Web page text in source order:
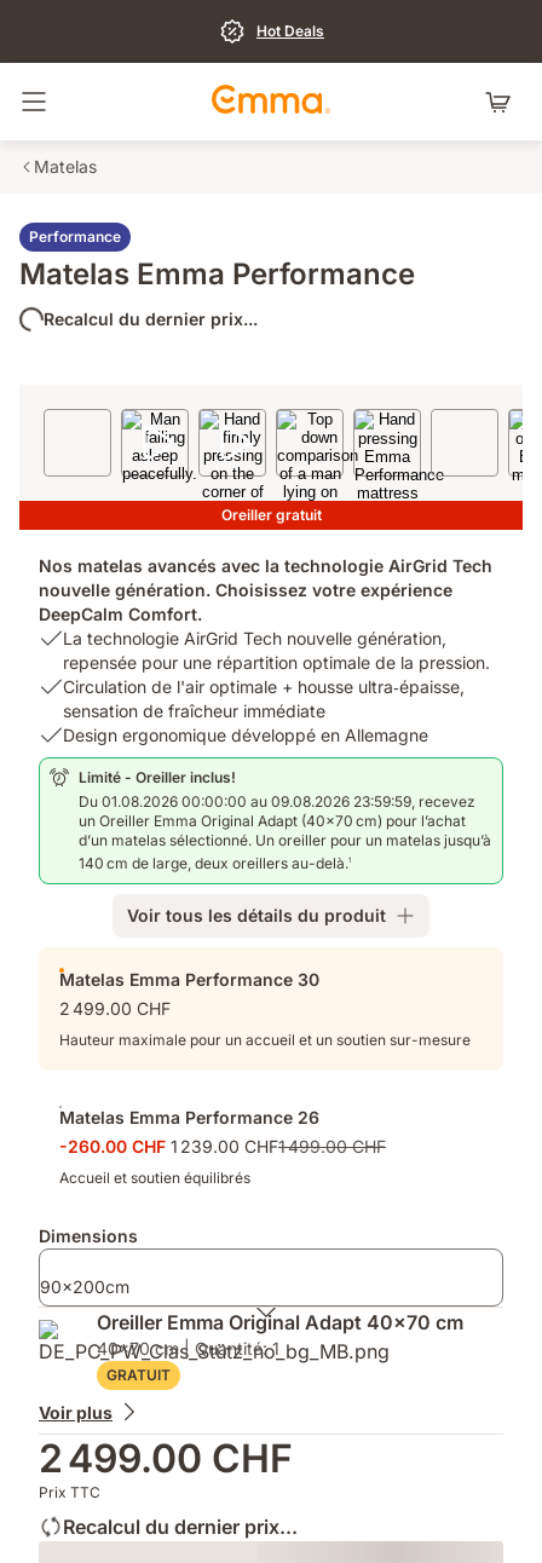
Hot Deals
Basculer la navigation
Matelas
Performance
Matelas Emma Performance
Recalcul du dernier prix...
Oreiller gratuit
Nos matelas avancés avec la technologie AirGrid Tech
nouvelle génération. Choisissez votre expérience
DeepCalm Comfort.
USP
La
technologie
AirGrid
Tech
nouvelle
génération,
repensée
une
pression.
La technologie AirGrid Tech nouvelle génération,
repensée pour une répartition optimale de la pression.
USP
Circulation
de
l'air
optimale
housse
ultra‑épaisse,
immédiate
Circulation de l'air optimale + housse ultra‑épaisse,
sensation de fraîcheur immédiate
USP
3:
Design
ergonomique
développé
Allemagne
Design ergonomique développé en Allemagne
Limité - Oreiller inclus!
Du 01.08.2026 00:00:00 au 09.08.2026 23:59:59, recevez
un Oreiller Emma Original Adapt (40×70 cm) pour l’achat
d’un matelas sélectionné. Un oreiller pour un matelas jusqu’à
140 cm de large, deux oreillers au-delà.1
Voir tous les détails du produit
supplémentaires
Matelas Emma Performance 30
2 499.00 CHF
Hauteur maximale pour un accueil et un soutien sur-mesure
Matelas Emma Performance 26
-260.00 CHF 1 239.00 CHF1 499.00 CHF
Accueil et soutien équilibrés
Dimensions
90x200cm
Oreiller Emma Original Adapt 40x70 cm
40x70 cm | Quantité: 1
GRATUIT
Voir plus
2 499.00 CHF
Prix TTC
Recalcul du dernier prix...